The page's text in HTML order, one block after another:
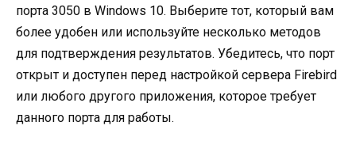
порта 3050 в Windows 10. Выберите тот, который вам
более удобен или используйте несколько методов
для подтверждения результатов. Убедитесь, что порт
открыт и доступен перед настройкой сервера Firebird
или любого другого приложения, которое требует
данного порта для работы.